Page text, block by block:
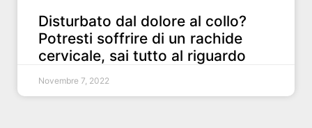
Disturbato dal dolore al collo?
Potresti soffrire di un rachide
cervicale, sai tutto al riguardo
Novembre 7, 2022